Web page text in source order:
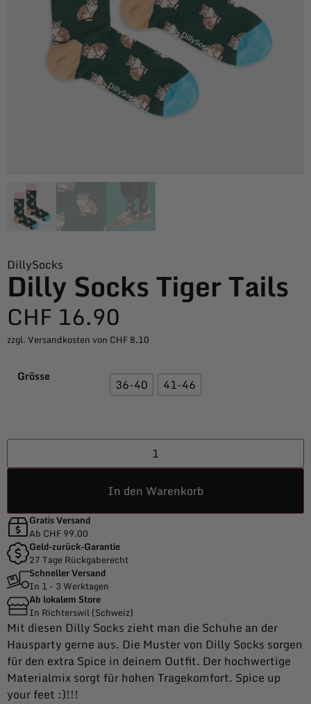
DillySocks
Dilly Socks Tiger Tails
CHF 16.90
zzgl. Versandkosten von CHF 8.10
Grösse 36-40 41-46
In den Warenkorb
Gratis Versand
Ab CHF 99.00
Geld-zurück-Garantie
27 Tage Rückgaberecht
Schneller Versand
In 1 - 3 Werktagen
Ab lokalem Store
In Richterswil (Schweiz)
Mit diesen Dilly Socks zieht man die Schuhe an der
Hausparty gerne aus. Die Muster von Dilly Socks sorgen
für den extra Spice in deinem Outfit. Der hochwertige
Materialmix sorgt für hohen Tragekomfort. Spice up
your feet :)!!!